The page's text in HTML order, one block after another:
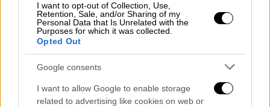
I want to opt-out of Collection, Use,
Retention, Sale, and/or Sharing of my
Personal Data that Is Unrelated with the
Purposes for which it was collected.
Opted Out
Google consents
I want to allow Google to enable storage
related to advertising like cookies on web or
Ελλάδα
Ανοιχτό το ενδεχόμενο κλιμάκωσης των
κινητοποιήσεων από τους αγρότες - Νέα
πανελλαδική σύσκεψη